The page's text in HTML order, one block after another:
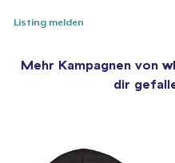
Listing melden
Mehr Kampagnen von
dir